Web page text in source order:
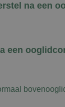
na een
een